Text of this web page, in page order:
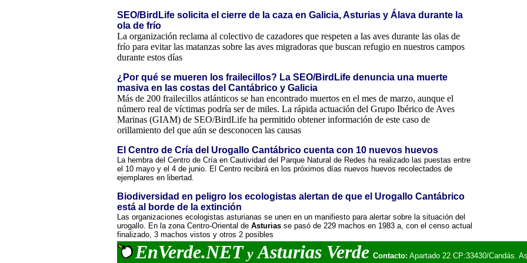
SEO/BirdLife solicita el cierre de la caza en Galicia, Asturias y Álava durante la
ola de frío
La organización reclama al colectivo de cazadores que respeten a las aves durante las olas de
frío para evitar las matanzas sobre las aves migradoras que buscan refugio en nuestros campos
durante estos días
¿Por qué se mueren los frailecillos? La SEO/BirdLife denuncia una muerte
masiva en las costas del Cantábrico y Galicia
Más de 200 frailecillos atlánticos se han encontrado muertos en el mes de marzo, aunque el
número real de víctimas podría ser de miles. La rápida actuación del Grupo Ibérico de Aves
Marinas (GIAM) de SEO/BirdLife ha permitido obtener información de este caso de
orillamiento del que aún se desconocen las causas
El Centro de Cría del Urogallo Cantábrico cuenta con 10 nuevos huevos
La hembra del Centro de Cría en Cautividad del Parque Natural de Redes ha realizado las puestas entre
el 10 mayo y el 4 de junio. El Centro recibirá en los próximos días nuevos huevos recolectados de
ejemplares en libertad.
Biodiversidad en peligro los ecologistas alertan de que el Urogallo Cantábrico
está al borde de la extinción
Las organizaciones ecologistas asturianas se unen en un manifiesto para alertar sobre la situación del
urogallo. En la zona Centro-Oriental de Asturias se pasó de 229 machos en 1983 a, con el censo actual
finalizado, 3 machos vistos y otros 2 posibles
EnVerde.NET y Asturias Verde Contacto: Apartado 22 CP:33430/Candás.